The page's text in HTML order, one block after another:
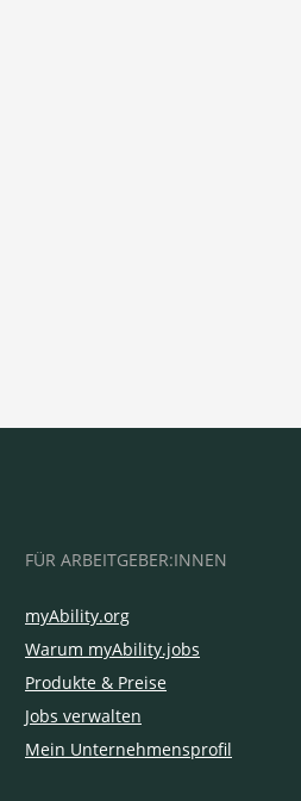
FÜR ARBEITGEBER:INNEN
myAbility.org
Warum myAbility.jobs
Produkte & Preise
Jobs verwalten
Mein Unternehmensprofil